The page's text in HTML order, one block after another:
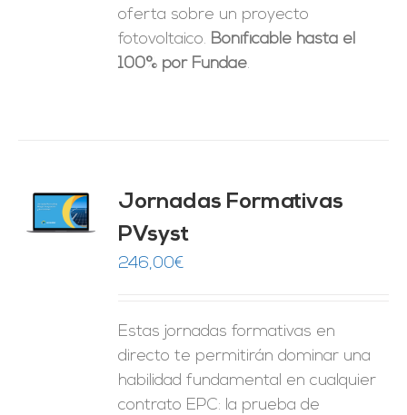
oferta sobre un proyecto
fotovoltaico. Bonificable hasta el
100% por Fundae.
Jornadas Formativas
PVsyst
246,00€
Estas jornadas formativas en
directo te permitirán dominar una
habilidad fundamental en cualquier
contrato EPC: la prueba de